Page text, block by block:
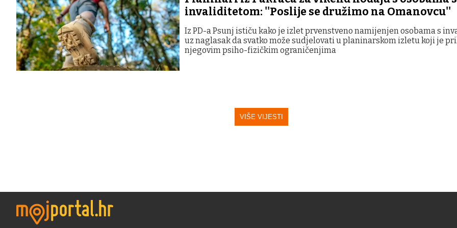
invaliditetom: ''Poslije se družimo na Omanovcu''
Iz PD-a Psunj ističu kako je izlet prvenstveno namijenjen osobama s
uz naglasak da svatko može sudjelovati u planinarskom izletu koji je
njegovim psiho-fizičkim ograničenjima
VIŠE VIJESTI